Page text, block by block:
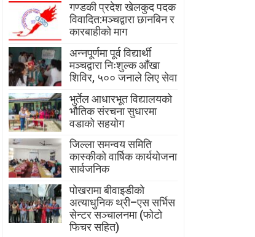
गण्डकी प्रदेश खेलकुद पदक
विवादित:मञ्चद्वारा छानबिन र
कारबाहीको माग
अन्नपूर्णमा पूर्व विद्यार्थी
मञ्चद्वारा निःशुल्क आँखा
शिविर, ५०० जनाले लिए सेवा
भुर्तेल आधारभूत विद्यालयको
भौतिक संरचना सुधारमा
वडाको सहयोग
जिल्ला समन्वय समिति
कास्कीको वार्षिक कार्ययोजना
सार्वजनिक
पोखरामा बीवाइडीको
अत्याधुनिक थ्री–एस सर्भिस
सेन्टर सञ्चालनमा (फोटो
फिचर सहित)